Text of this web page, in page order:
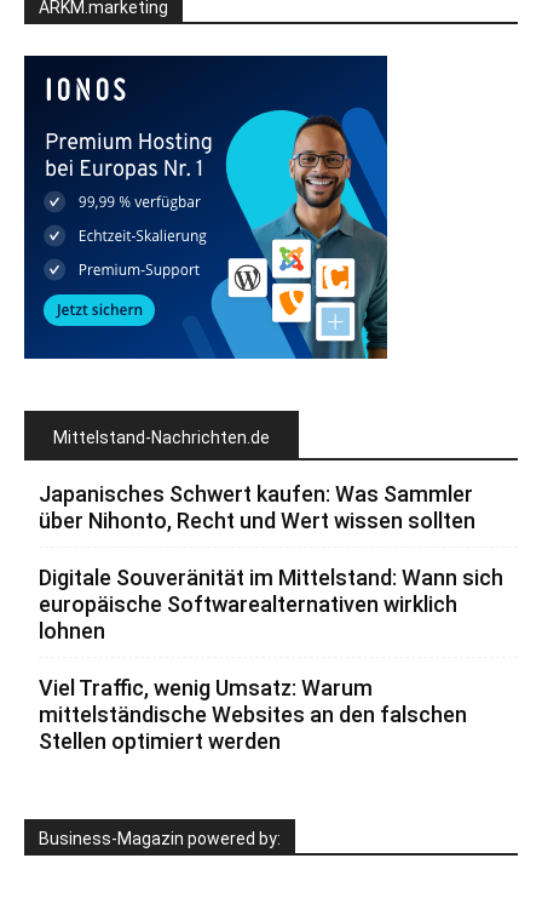
ARKM.marketing
Mittelstand-Nachrichten.de
Japanisches Schwert kaufen: Was Sammler
über Nihonto, Recht und Wert wissen sollten
Digitale Souveränität im Mittelstand: Wann sich
europäische Softwarealternativen wirklich
lohnen
Viel Traffic, wenig Umsatz: Warum
mittelständische Websites an den falschen
Stellen optimiert werden
Business-Magazin powered by: